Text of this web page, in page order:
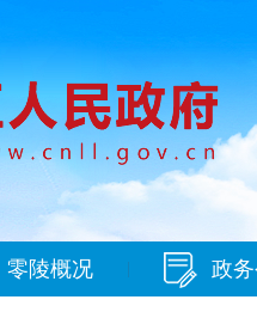
零陵概况 政